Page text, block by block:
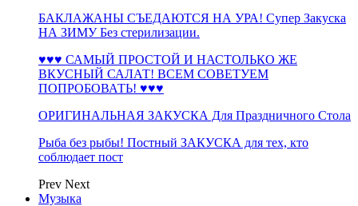
БАКЛАЖАНЫ СЪЕДАЮТСЯ НА УРА! Супер Закуска
НА ЗИМУ Без стерилизации.
♥♥♥ САМЫЙ ПРОСТОЙ И НАСТОЛЬКО ЖЕ
ВКУСНЫЙ САЛАТ! ВСЕМ СОВЕТУЕМ
ПОПРОБОВАТЬ! ♥♥♥
ОРИГИНАЛЬНАЯ ЗАКУСКА Для Праздничного Стола
Рыба без рыбы! Постный ЗАКУСКА для тех, кто
соблюдает пост
Prev Next
Музыка